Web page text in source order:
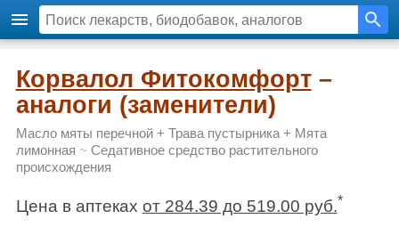
Корвалол Фитокомфорт–
аналоги (заменители)
Масло мяты перечной + Трава пустырника + Мята
лимонная ~ Седативное средство растительного
происхождения
Цена в аптеках от 284.39 до 519.00 руб.*